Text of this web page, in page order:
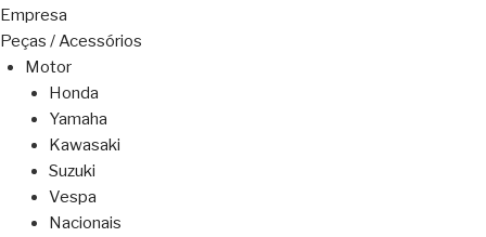
Empresa
Peças / Acessórios
Motor
Honda
Yamaha
Kawasaki
Suzuki
Vespa
Nacionais